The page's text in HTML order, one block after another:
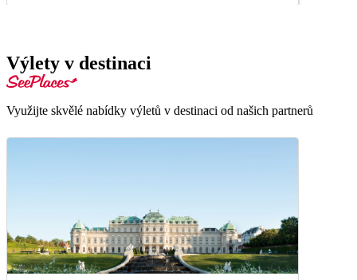
Výlety v destinaci
Využijte skvělé nabídky výletů v destinaci od našich partnerů